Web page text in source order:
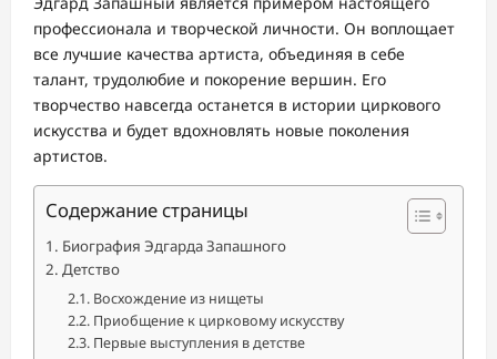
профессионала и творческой личности. Он воплощает
все лучшие качества артиста, объединяя в себе
талант, трудолюбие и покорение вершин. Его
творчество навсегда останется в истории циркового
искусства и будет вдохновлять новые поколения
артистов.
Содержание страницы
Биография Эдгарда Запашного
Детство
Восхождение из нищеты
Приобщение к цирковому искусству
Первые выступления в детстве